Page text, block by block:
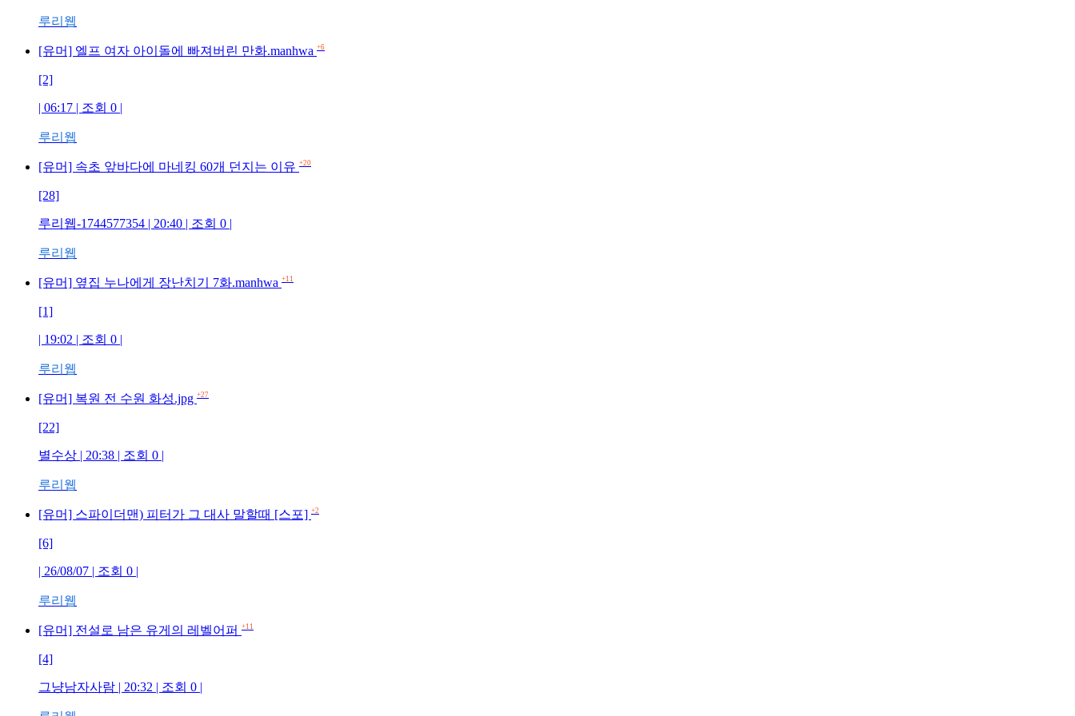
루리웹
[유머] 엘프 여자 아이돌에 빠져버린 만화.manhwa +6
[2]
| 06:17 | 조회 0 |
루리웹
[유머] 속초 앞바다에 마네킹 60개 던지는 이유 +20
[28]
루리웹-1744577354 | 20:40 | 조회 0 |
루리웹
[유머] 옆집 누나에게 장난치기 7화.manhwa +11
[1]
| 19:02 | 조회 0 |
루리웹
[유머] 복원 전 수원 화성.jpg +27
[22]
별수상 | 20:38 | 조회 0 |
루리웹
[유머] 스파이더맨) 피터가 그 대사 말할때 [스포] +2
[6]
| 26/08/07 | 조회 0 |
루리웹
[유머] 전설로 남은 유게의 레벨어퍼 +11
[4]
그냥남자사람 | 20:32 | 조회 0 |